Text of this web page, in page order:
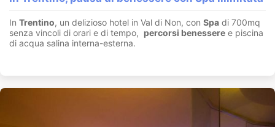
In Trentino, un delizioso hotel in Val di Non, con Spa di 700mq
senza vincoli di orari e di tempo, percorsi benessere e piscina
di acqua salina interna-esterna.